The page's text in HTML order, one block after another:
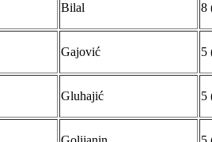
Bilal 8
Gajović 5
Gluhajić 5